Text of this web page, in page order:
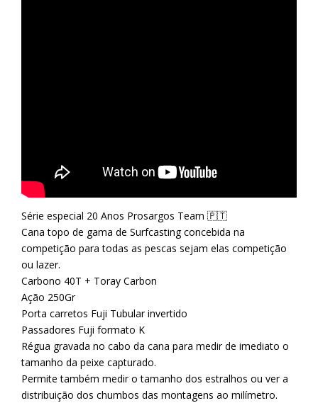
Série especial 20 Anos Prosargos Team 🇵🇹
Cana topo de gama de Surfcasting concebida na
competição para todas as pescas sejam elas competição
ou lazer.
Carbono 40T + Toray Carbon
Ação 250Gr
Porta carretos Fuji Tubular invertido
Passadores Fuji formato K
Régua gravada no cabo da cana para medir de imediato o
tamanho da peixe capturado.
Permite também medir o tamanho dos estralhos ou ver a
distribuição dos chumbos das montagens ao milímetro.